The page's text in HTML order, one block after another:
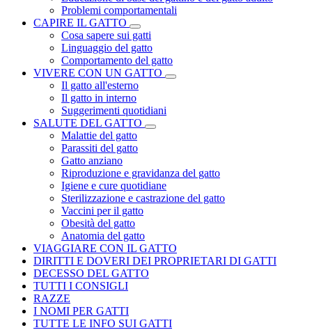
Problemi comportamentali
CAPIRE IL GATTO
Cosa sapere sui gatti
Linguaggio del gatto
Comportamento del gatto
VIVERE CON UN GATTO
Il gatto all'esterno
Il gatto in interno
Suggerimenti quotidiani
SALUTE DEL GATTO
Malattie del gatto
Parassiti del gatto
Gatto anziano
Riproduzione e gravidanza del gatto
Igiene e cure quotidiane
Sterilizzazione e castrazione del gatto
Vaccini per il gatto
Obesità del gatto
Anatomia del gatto
VIAGGIARE CON IL GATTO
DIRITTI E DOVERI DEI PROPRIETARI DI GATTI
DECESSO DEL GATTO
TUTTI I CONSIGLI
RAZZE
I NOMI PER GATTI
TUTTE LE INFO SUI GATTI